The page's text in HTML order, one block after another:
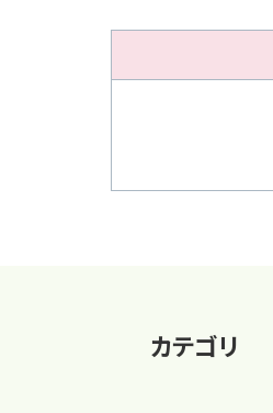
カテゴリ